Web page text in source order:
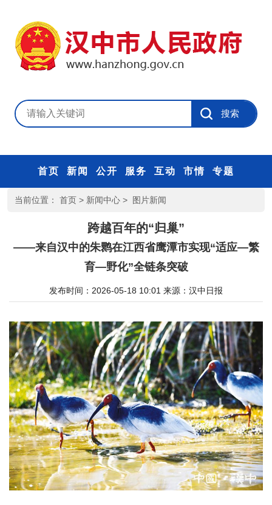
首页 新闻 公开 服务 互动 市情 专题
当前位置： 首页 > 新闻中心 > 图片新闻
跨越百年的“归巢”
——来自汉中的朱鹮在江西省鹰潭市实现“适应—繁
育—野化”全链条突破
发布时间：2026-05-18 10:01 来源： 汉中日报